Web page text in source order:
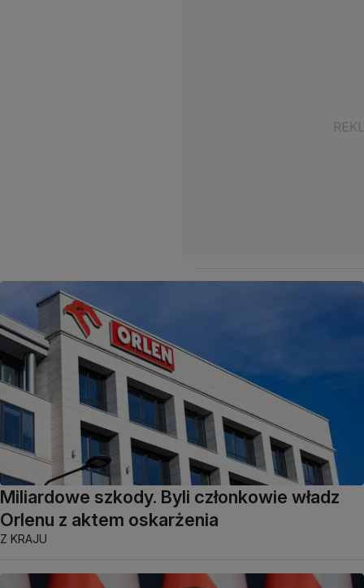
Miliardowe szkody. Byli członkowie władz
Orlenu z aktem oskarżenia
Z KRAJU